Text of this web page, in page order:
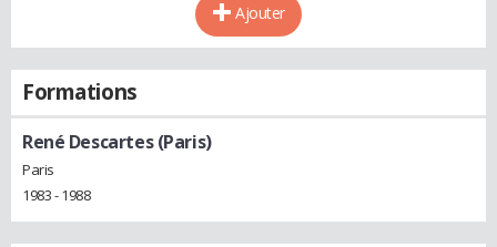
Ajouter
Formations
René Descartes (Paris)
Paris
1983 - 1988